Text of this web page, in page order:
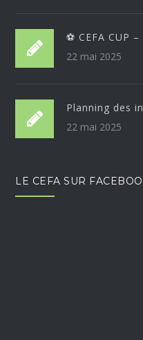
⚽ CEFA CUP
22 mai 2025
Planning des
22 mai 2025
LE CEFA SUR